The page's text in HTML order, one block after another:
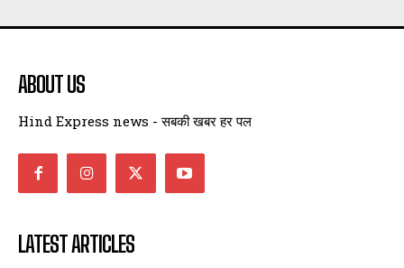
ABOUT US
Hind Express news - सबकी खबर हर पल
LATEST ARTICLES